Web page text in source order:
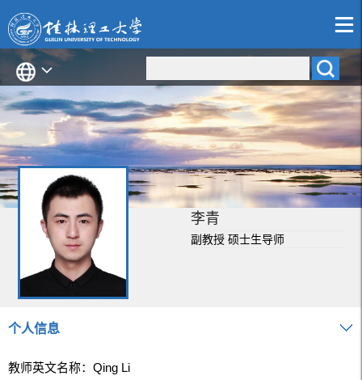
李青
副教授 硕士生导师
个人信息
教师英文名称：Qing Li